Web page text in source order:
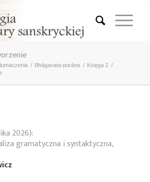
/ Bhāgavata-purāṇa / Księga 2 /
2026):
gramatyczna i syntaktyczna,